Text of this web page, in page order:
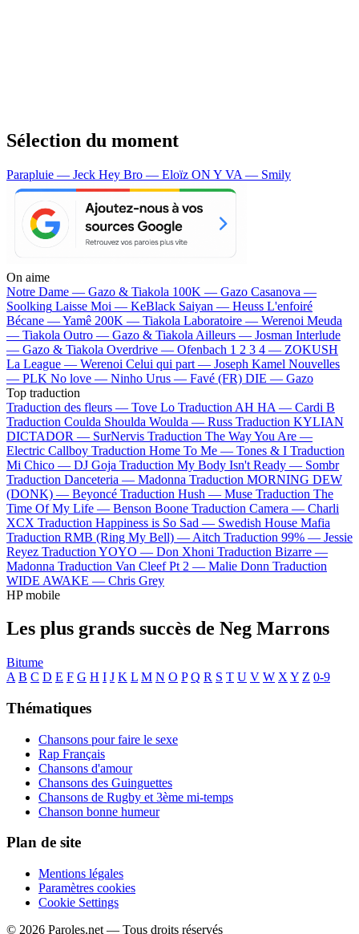
Sélection du moment
Parapluie — Jeck Hey Bro — Eloïz ON Y VA — Smily
On aime
Notre Dame — Gazo & Tiakola 100K — Gazo Casanova —
Soolking Laisse Moi — KeBlack Saiyan — Heuss L'enfoiré
Bécane —Yamê 200K — Tiakola Laboratoire — Werenoi Meuda
— Tiakola Outro — Gazo & Tiakola Ailleurs — Josman Interlude
— Gazo & Tiakola Overdrive — Ofenbach 1 2 3 4 — ZOKUSH
La League — Werenoi Celui qui part — Joseph Kamel Nouvelles
— PLK No love — Ninho Urus — Favé (FR) DIE — Gazo
Top traduction
Traduction des fleurs — Tove Lo Traduction AH HA — Cardi B
Traduction Coulda Shoulda Woulda — Russ Traduction KYLIAN
DICTADOR — SurNervis Traduction The Way You Are —
Electric Callboy Traduction Home To Me — Tones & I Traduction
Mi Chico — DJ Goja Traduction My Body Isn't Ready — Sombr
Traduction Danceteria — Madonna Traduction MORNING DEW
(DONK) — Beyoncé Traduction Hush — Muse Traduction The
Time Of My Life — Benson Boone Traduction Camera — Charli
XCX Traduction Happiness is So Sad — Swedish House Mafia
Traduction RMB (Ring My Bell) — Aitch Traduction 99% — Jessie
Reyez Traduction YOYO — Don Xhoni Traduction Bizarre —
Madonna Traduction Van Cleef Pt 2 — Malie Donn Traduction
WIDE AWAKE — Chris Grey
HP mobile
Les plus grands succès de Neg Marrons
Bitume
A B C D E F G H I J K L M N O P Q R S T U V W X Y Z 0-9
Thématiques
Chansons pour faire le sexe
Rap Français
Chansons d'amour
Chansons des Guinguettes
Chansons de Rugby et 3ème mi-temps
Chanson bonne humeur
Plan de site
Mentions légales
Paramètres cookies
Cookie Settings
© 2026 Paroles.net — Tous droits réservés